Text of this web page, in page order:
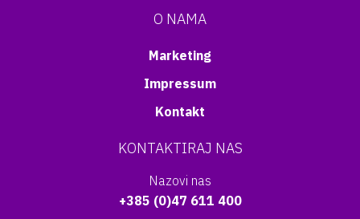
O NAMA
Marketing
Impressum
Kontakt
KONTAKTIRAJ NAS
Nazovi nas
+385 (0)47 611 400